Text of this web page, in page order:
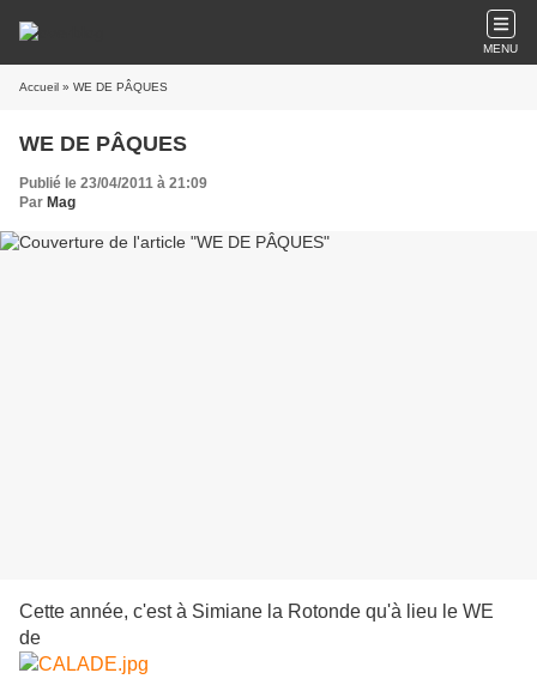
MENU
Accueil » WE DE PÂQUES
WE DE PÂQUES
Publié le 23/04/2011 à 21:09
Par Mag
Cette année, c'est à Simiane la Rotonde qu'à lieu le WE
de